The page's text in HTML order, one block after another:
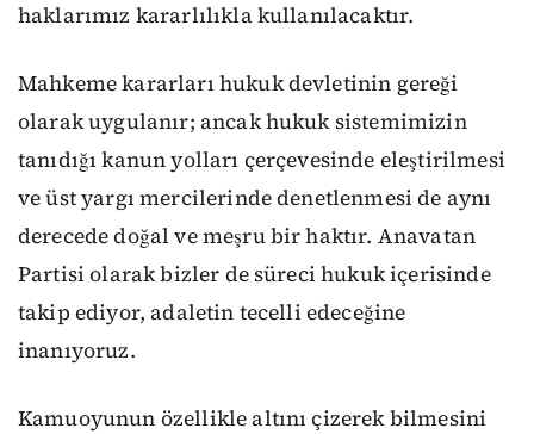
haklarımız kararlılıkla kullanılacaktır.
Mahkeme kararları hukuk devletinin gereği
olarak uygulanır; ancak hukuk sistemimizin
tanıdığı kanun yolları çerçevesinde eleştirilmesi
ve üst yargı mercilerinde denetlenmesi de aynı
derecede doğal ve meşru bir haktır. Anavatan
Partisi olarak bizler de süreci hukuk içerisinde
takip ediyor, adaletin tecelli edeceğine
inanıyoruz.
Kamuoyunun özellikle altını çizerek bilmesini